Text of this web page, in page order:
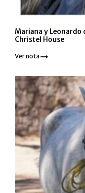
Mariana y Leonardo
Christel House
Ver nota